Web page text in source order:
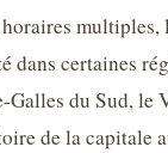
multiples,
dans certaines
Galles du Sud, le
de la capitale